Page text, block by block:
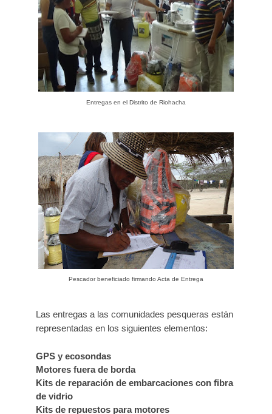
Entregas en el Distrito de Riohacha
Pescador beneficiado firmando Acta de Entrega
Las entregas a las comunidades pesqueras están
representadas en los siguientes elementos:
GPS y ecosondas
Motores fuera de borda
Kits de reparación de embarcaciones con fibra
de vidrio
Kits de repuestos para motores